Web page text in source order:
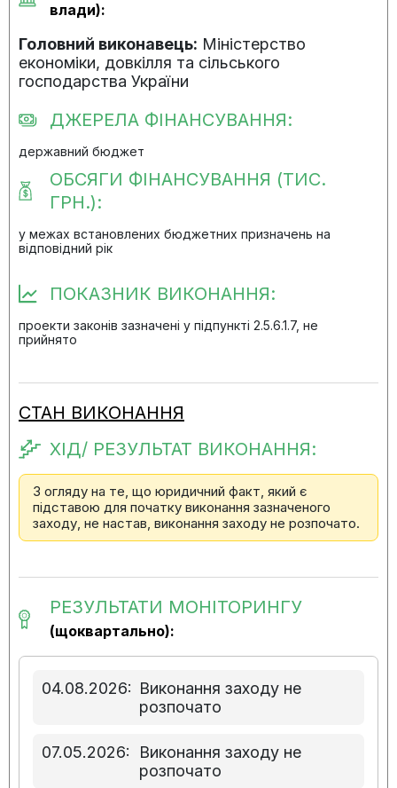
влади):
Головний виконавець: Міністерство
економіки, довкілля та сільського
господарства України
ДЖЕРЕЛА ФІНАНСУВАННЯ:
державний бюджет
ОБСЯГИ ФІНАНСУВАННЯ (ТИС.
ГРН.):
у межах встановлених бюджетних призначень на
відповідний рік
ПОКАЗНИК ВИКОНАННЯ:
проекти законів зазначені у підпункті 2.5.6.1.7, не
прийнято
СТАН ВИКОНАННЯ
ХІД/ РЕЗУЛЬТАТ ВИКОНАННЯ:
З огляду на те, що юридичний факт, який є
підставою для початку виконання зазначеного
заходу, не настав, виконання заходу не розпочато.
РЕЗУЛЬТАТИ МОНІТОРИНГУ
(щоквартально):
04.08.2026: Виконання заходу не
розпочато
07.05.2026:
Виконання заходу не
розпочато